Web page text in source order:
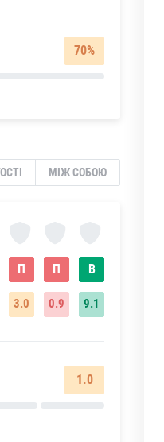
70%
МІЖ СОБОЮ
П
3.0
П
0.9
В
9.1
1.0